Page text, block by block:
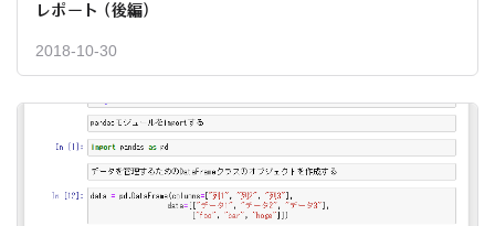
レポート (後編)
2018-10-30